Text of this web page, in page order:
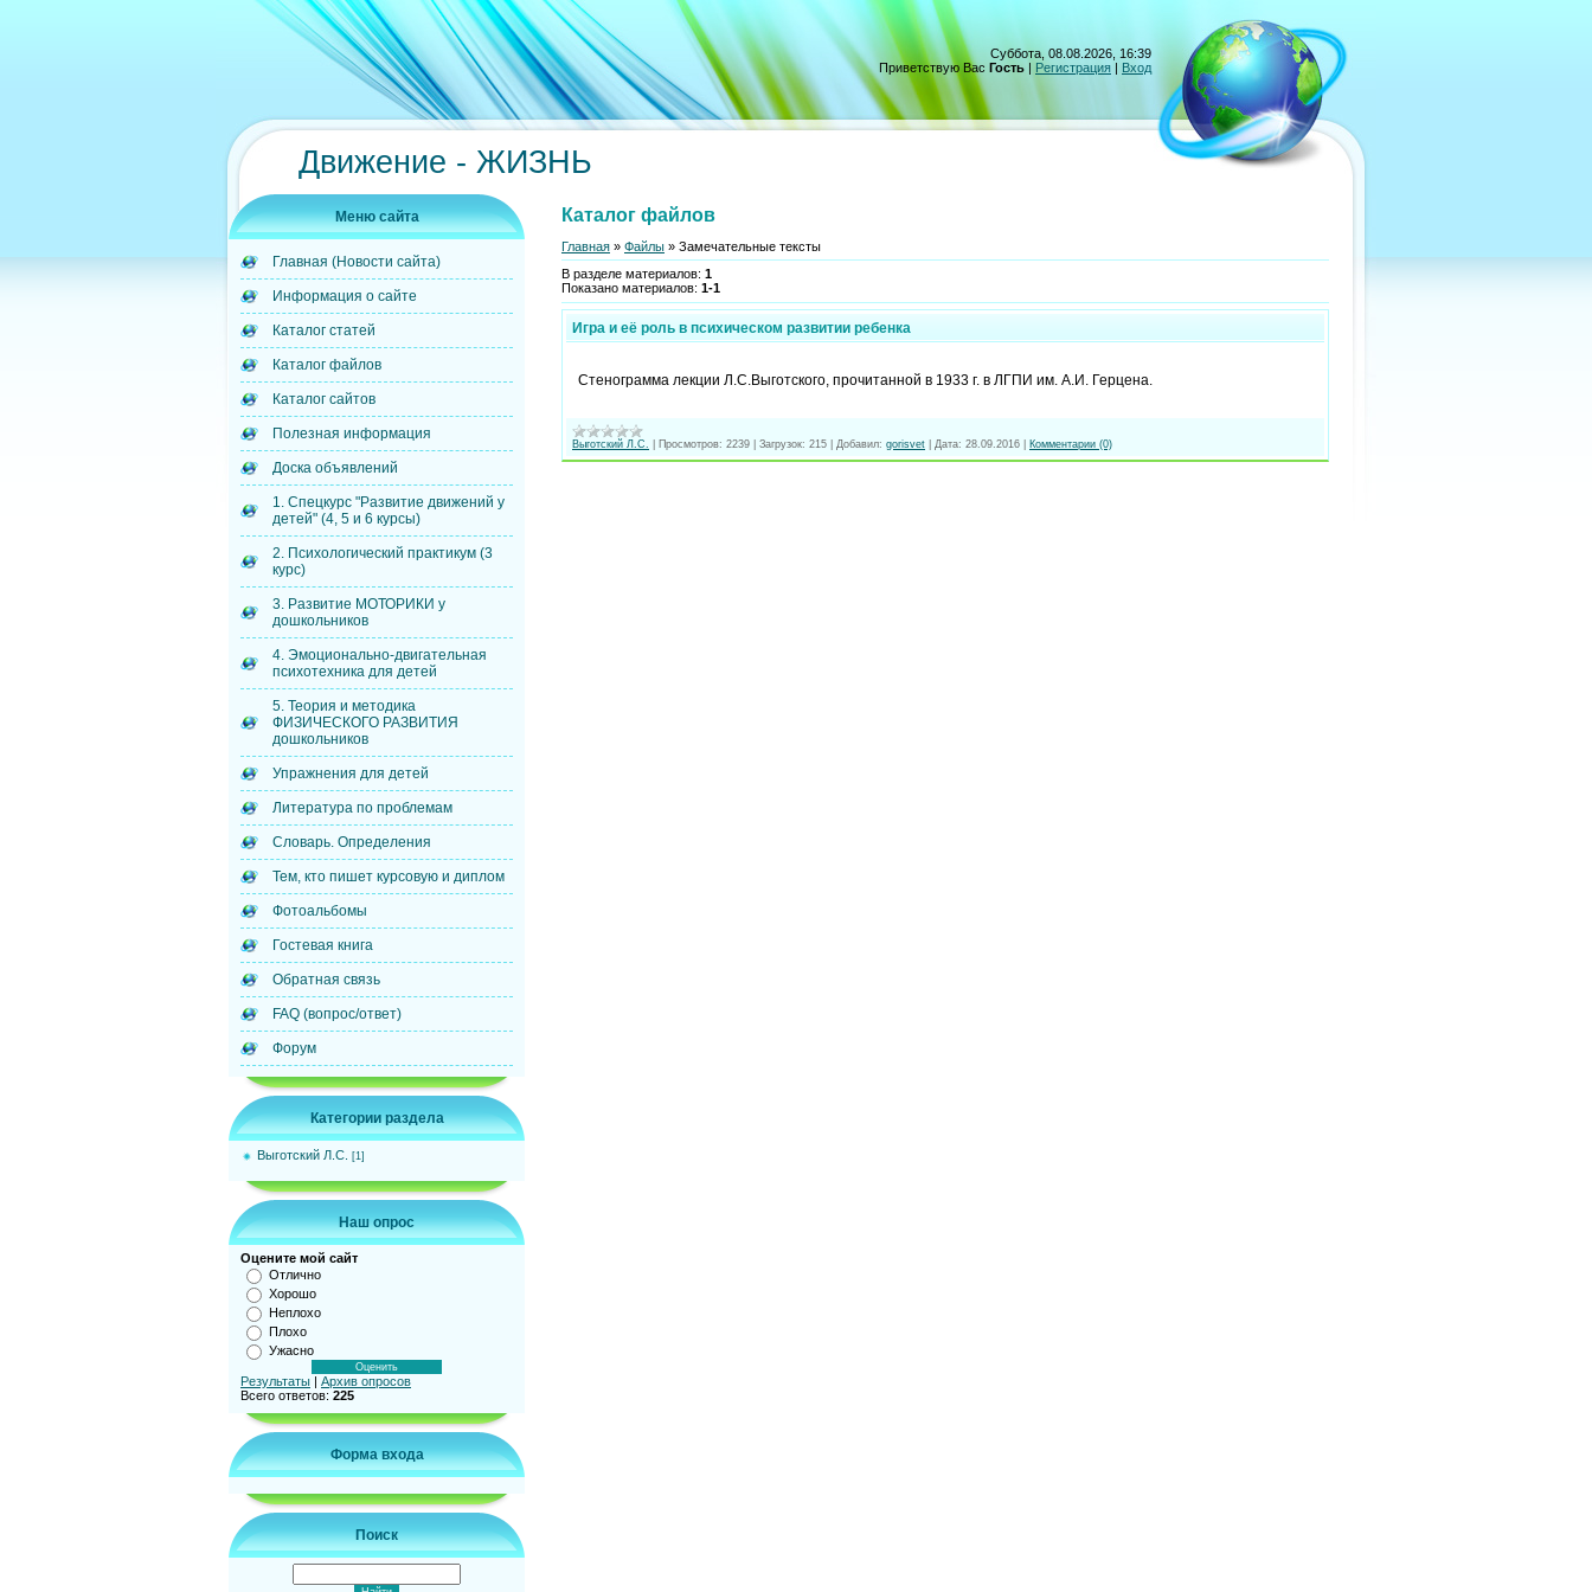
Суббота, 08.08.2026, 16:39
Приветствую Вас Гость | Регистрация | Вход
Движение - ЖИЗНЬ
Меню сайта
Главная (Новости сайта)
Информация о сайте
Каталог статей
Каталог файлов
Каталог сайтов
Полезная информация
Доска объявлений
1. Спецкурс "Развитие движений у
детей" (4, 5 и 6 курсы)
2. Психологический практикум (3
курс)
3. Развитие МОТОРИКИ у
дошкольников
4. Эмоционально-двигательная
психотехника для детей
5. Теория и методика
ФИЗИЧЕСКОГО РАЗВИТИЯ
дошкольников
Упражнения для детей
Литература по проблемам
Словарь. Определения
Тем, кто пишет курсовую и диплом
Фотоальбомы
Гостевая книга
Обратная связь
FAQ (вопрос/ответ)
Форум
Категории раздела
Выготский Л.С. [1]
Наш опрос
Оцените мой сайт
Отлично
Хорошо
Неплохо
Плохо
Ужасно
Результаты | Архив опросов
Всего ответов: 225
Форма входа
Поиск
Каталог файлов
Главная » Файлы » Замечательные тексты
В разделе материалов: 1
Показано материалов: 1-1
Игра и её роль в психическом развитии ребенка
Стенограмма лекции Л.С.Выготского, прочитанной в 1933 г. в ЛГПИ им. А.И. Герцена.
Выготский Л.С. Просмотров: 2239 Загрузок: 215 Добавил: gorisvet Дата: 28.09.2016 Комментарии (0)